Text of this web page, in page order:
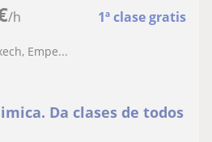
/h 1ª clase gratis
Empe...
Da clases de todos